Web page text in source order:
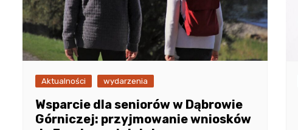
Aktualności wydarzenia
Wsparcie dla seniorów w Dąbrowie
Górniczej: przyjmowanie wniosków